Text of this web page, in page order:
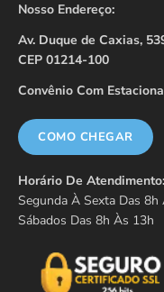
Nosso Endereço:
Av. Duque de Caxias,
CEP 01214-100
Convênio Com
COMO CHEGAR
Horário De Atendimento:
Segunda À Sexta Das 8h
Sábados Das 8h Às 13h